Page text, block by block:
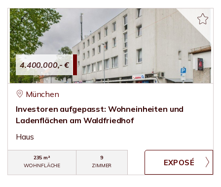
4.400.000,- €
München
Investoren aufgepasst: Wohneinheiten und
Ladenflächen am Waldfriedhof
Haus
235 m²
WOHNFLÄCHE
9
ZIMMER